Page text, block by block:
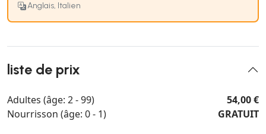
Anglais, Italien
liste de prix
Adultes (âge: 2 - 99)
54,00 €
Nourrisson (âge: 0 - 1)
GRATUIT